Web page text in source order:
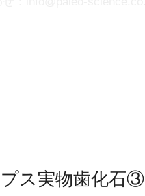
ス実物歯化石③